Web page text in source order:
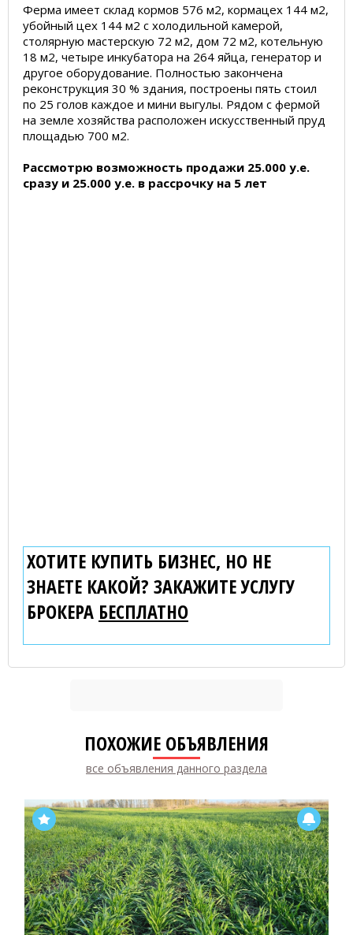
Ферма имеет склад кормов 576 м2, кормацех 144 м2,
убойный цех 144 м2 с холодильной камерой,
столярную мастерскую 72 м2, дом 72 м2, котельную
18 м2, четыре инкубатора на 264 яйца, генератор и
другое оборудование. Полностью закончена
реконструкция 30 % здания, построены пять стоил
по 25 голов каждое и мини выгулы. Рядом с фермой
на земле хозяйства расположен искусственный пруд
площадью 700 м2.
Рассмотрю возможность продажи 25.000 у.е.
сразу и 25.000 у.е. в рассрочку на 5 лет
ХОТИТЕ КУПИТЬ БИЗНЕС, НО НЕ
ЗНАЕТЕ КАКОЙ? ЗАКАЖИТЕ УСЛУГУ
БРОКЕРА БЕСПЛАТНО
ПОХОЖИЕ ОБЪЯВЛЕНИЯ
все объявления данного раздела